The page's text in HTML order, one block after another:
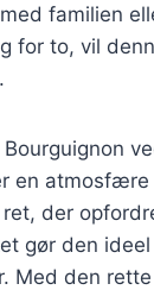
familien
for to, vil
Bourguignon
en atmosfære
der
gør den
Med den